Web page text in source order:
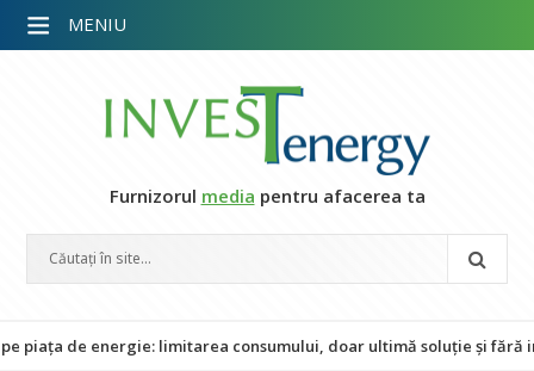
Furnizorul media pentru afacerea ta
de energie: limitarea consumului, doar ultimă soluție și fără
MENIU